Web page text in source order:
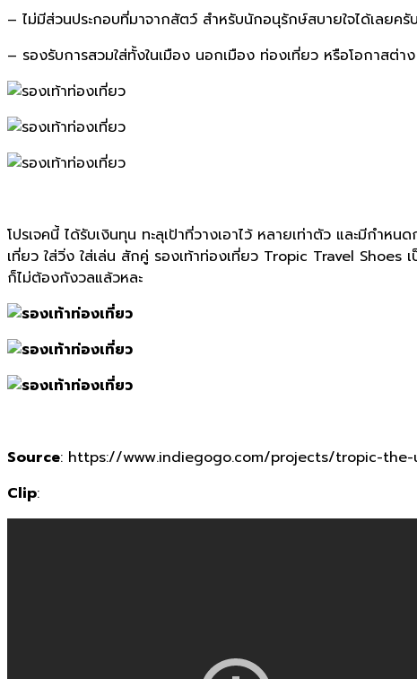
– ไม่มีส่วนประกอบที่มาจากสัตว์ สำหรับนักอนุรักษ์สบายใจได้เลยครับ
– รองรับการสวมใส่ทั้งในเมือง นอกเมือง ท่องเที่ยว หรือโอกาสต่า
โปรเจคนี้ ได้รับเงินทุน ทะลุเป้าที่วางเอาไว้ หลายเท่าตัว และมีก
เที่ยว ใส่วิ่ง ใส่เล่น สักคู่ รองเท้าท่องเที่ยว Tropic Travel Shoes
ก็ไม่ต้องกังวลแล้วหละ
Source: https://www.indiegogo.com/projects/tropic-
Clip: